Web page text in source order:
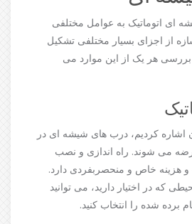
ای اتوماتیک به عوامل مختلفی
از اجزای بسیار مختلفی تشکیل
هر یک از این موارد می
اشاره کردیم، درب های شیشه ای در
می شوند. راه اندازی و نصب
هزینه خاص و منحصربفردی دارد.
که در اختیار دارید، می توانید
برده شده را انتخاب کنید.